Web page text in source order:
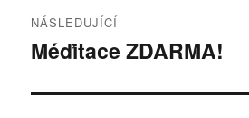
NÁSLEDUJÍCÍ
Následující
Méďitace ZDARMA!